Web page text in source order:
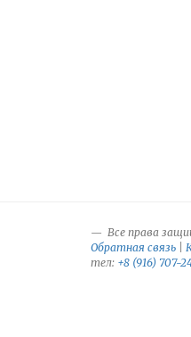
Все права
Обратная связь
тел: +8 (916) 707-